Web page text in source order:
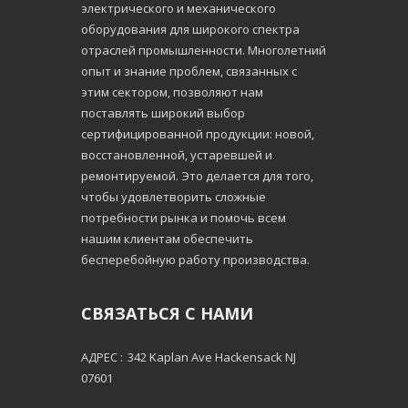
электрического и механического
оборудования для широкого спектра
отраслей промышленности. Многолетний
опыт и знание проблем, связанных с
этим сектором, позволяют нам
поставлять широкий выбор
сертифицированной продукции: новой,
восстановленной, устаревшей и
ремонтируемой. Это делается для того,
чтобы удовлетворить сложные
потребности рынка и помочь всем
нашим клиентам обеспечить
бесперебойную работу производства.
СВЯЗАТЬСЯ С НАМИ
АДРЕС : 342 Kaplan Ave Hackensack NJ
07601